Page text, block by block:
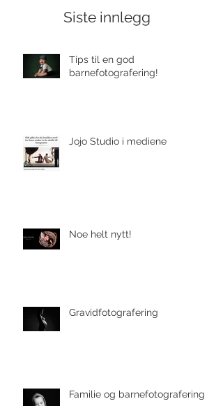
Siste innlegg
Tips til en god
barnefotografering!
Jojo Studio i mediene
Noe helt nytt!
Gravidfotografering
Familie og barnefotografering